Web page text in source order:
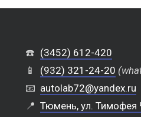
☎️ (3452) 612-420
📱
(932) 321-24-20
📧 autolab72@yandex.ru
📍 Тюмень, ул. Тимофея